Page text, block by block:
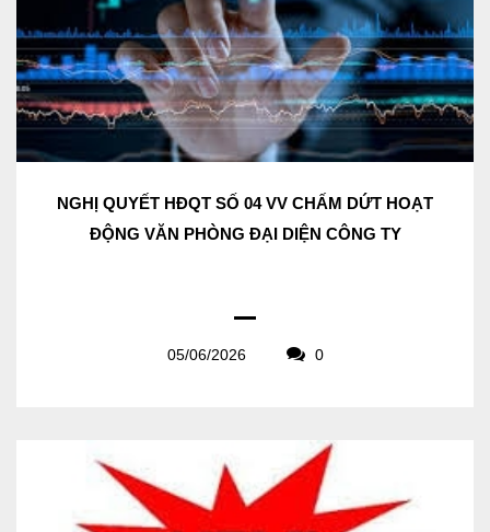
NGHỊ QUYẾT HĐQT SỐ 04 VV CHẤM DỨT HOẠT
ĐỘNG VĂN PHÒNG ĐẠI DIỆN CÔNG TY
05/06/2026 0